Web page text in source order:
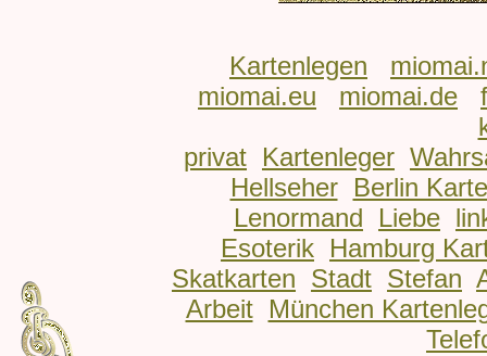
Kartenlegen
miomai.eu
miomai.de
privat Kartenleger
Hellseher
Berlin
Lenormand
Liebe
Esoterik Hamburg
Skatkarten Stadt Stefan
Arbeit
München